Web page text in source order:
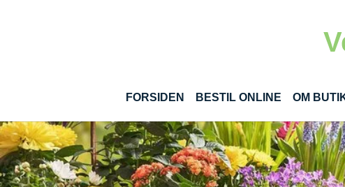
FORSIDEN BESTIL ONLINE(CURRENT)
OM